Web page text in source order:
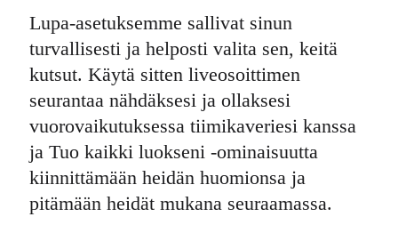
Lupa-asetuksemme sallivat sinun
turvallisesti ja helposti valita sen, keitä
kutsut. Käytä sitten liveosoittimen
seurantaa nähdäksesi ja ollaksesi
vuorovaikutuksessa tiimikaveriesi kanssa
ja Tuo kaikki luokseni -ominaisuutta
kiinnittämään heidän huomionsa ja
pitämään heidät mukana seuraamassa.